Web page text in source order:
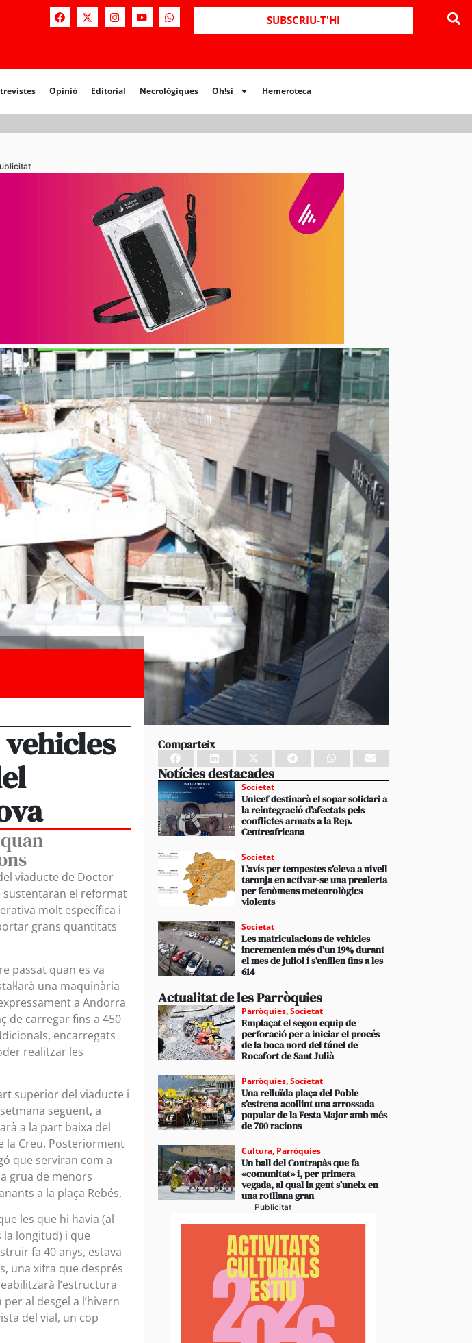
SUBSCRIU-T'HI
Opinió Editorial Necrològiques Oh!si Hemeroteca
Opinió Editorial Necrològiques Hemeroteca
viaducte de Doctor
sustentaran el reformat
molt específica i
grans quantitats
passat quan es va
una maquinària
a Andorra
de carregar fins a 450
encarregats
realitzar les
superior del viaducte i
següent, a
a la part baixa del
la Creu. Posteriorment
que serviran com a
grua de menors
a la plaça Rebés.
les que hi havia (al
la longitud) i que
fa 40 anys, estava
una xifra que després
l’estructura
al desgel a l’hivern
del vial, un cop
Comparteix
Notícies destacades
Societat
Unicef destinarà el sopar solidari a
la reintegració d’afectats pels
conflictes armats a la Rep.
Centreafricana
Societat
L’avís per tempestes s’eleva a nivell
taronja en activar-se una prealerta
per fenòmens meteorològics
violents
Societat
Les matriculacions de vehicles
incrementen més d’un 19% durant
el mes de juliol i s’enfilen fins a les
614
Actualitat de les Parròquies
Parròquies,Societat
Emplaçat el segon equip de
perforació per a iniciar el procés
de la boca nord del túnel de
Rocafort de Sant Julià
Parròquies,Societat
Una relluïda plaça del Poble
s’estrena acollint una arrossada
popular de la Festa Major amb més
de 700 racions
Cultura, Parròquies
Un ball del Contrapàs que fa
«comunitat» i, per primera
vegada, al qual la gent s’uneix en
una rotllana gran
Publicitat